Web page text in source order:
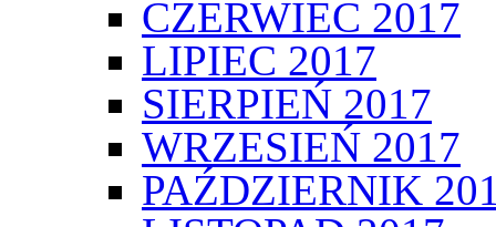
CZERWIEC 2017
LIPIEC 2017
SIERPIEŃ 2017
WRZESIEŃ 2017
PAŹDZIERNIK